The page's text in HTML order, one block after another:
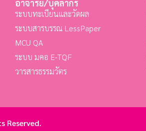
อาจารย์/บุคลากร
ระบบทะเบียนและวัดผล
ระบบสารบรรณ LessPaper
MCU QA
ระบบ มคอ E-TQF
วารสารธรรมวัตร
Reserved.